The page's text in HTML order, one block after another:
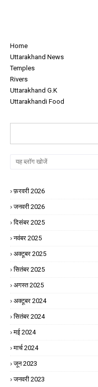
Home
Uttarakhand News
Temples
Rivers
Uttarakhand G.K
Uttarakhandi Food
फ़रवरी 2026
जनवरी 2026
दिसंबर 2025
नवंबर 2025
अक्टूबर 2025
सितंबर 2025
अगस्त 2025
अक्टूबर 2024
सितंबर 2024
मई 2024
मार्च 2024
जून 2023
जनवरी 2023